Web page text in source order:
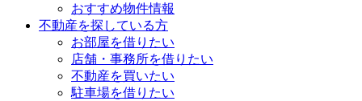
おすすめ物件情報
不動産を探している方
お部屋を借りたい
店舗・事務所を借りたい
不動産を買いたい
駐車場を借りたい